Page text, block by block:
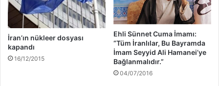
İran’ın nükleer dosyası
kapandı
16/12/2015
Ehli Sünnet Cuma İmamı:
“Tüm İranlılar, Bu Bayramda
İmam Seyyid Ali Hamanei’ye
Bağlanmalıdır.”
04/07/2016